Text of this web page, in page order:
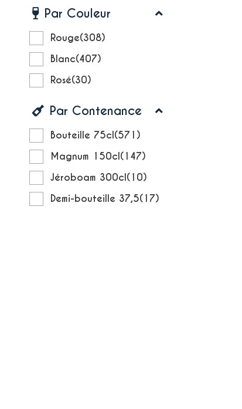
Par Couleur
Rouge(308)
Blanc(407)
Rosé(30)
Par Contenance
Bouteille 75cl(571)
Magnum 150cl(147)
Jéroboam 300cl(10)
Demi-bouteille 37,5(17)